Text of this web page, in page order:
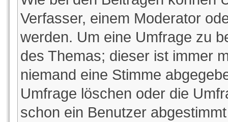
Verfasser, einem Moderator
werden. Um eine Umfrage zu
des Themas; dieser ist immer
niemand eine Stimme
Umfrage löschen oder die
schon ein Benutzer